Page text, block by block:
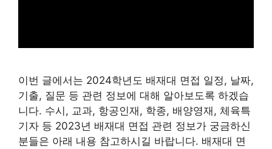
이번 글에서는 2024학년도 배재대 면접 일정, 날짜,
기출, 질문 등 관련 정보에 대해 알아보도록 하겠습
니다. 수시, 교과, 항공인재, 학종, 배양영재, 체육특
기자 등 2023년 배재대 면접 관련 정보가 궁금하신
분들은 아래 내용 참고하시길 바랍니다. 배재대 면